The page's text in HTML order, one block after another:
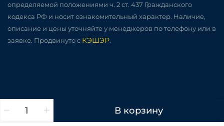
В корзину
определяемой положениями ч. 2 ст. 437 Гражданского
кодекса РФ и носит ознакомительный характер. Наличие,
описание и цены уточняйте у менеджеров по телефону или в
заявке. Продвинуто с КЭШЭР.